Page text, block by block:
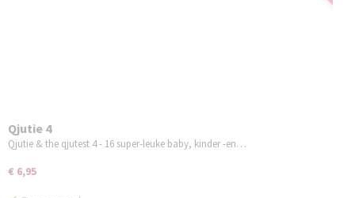
Qjutie 4
Qjutie & the qjutest 4 - 16 super-leuke baby, kinder -en…
€ 6,95